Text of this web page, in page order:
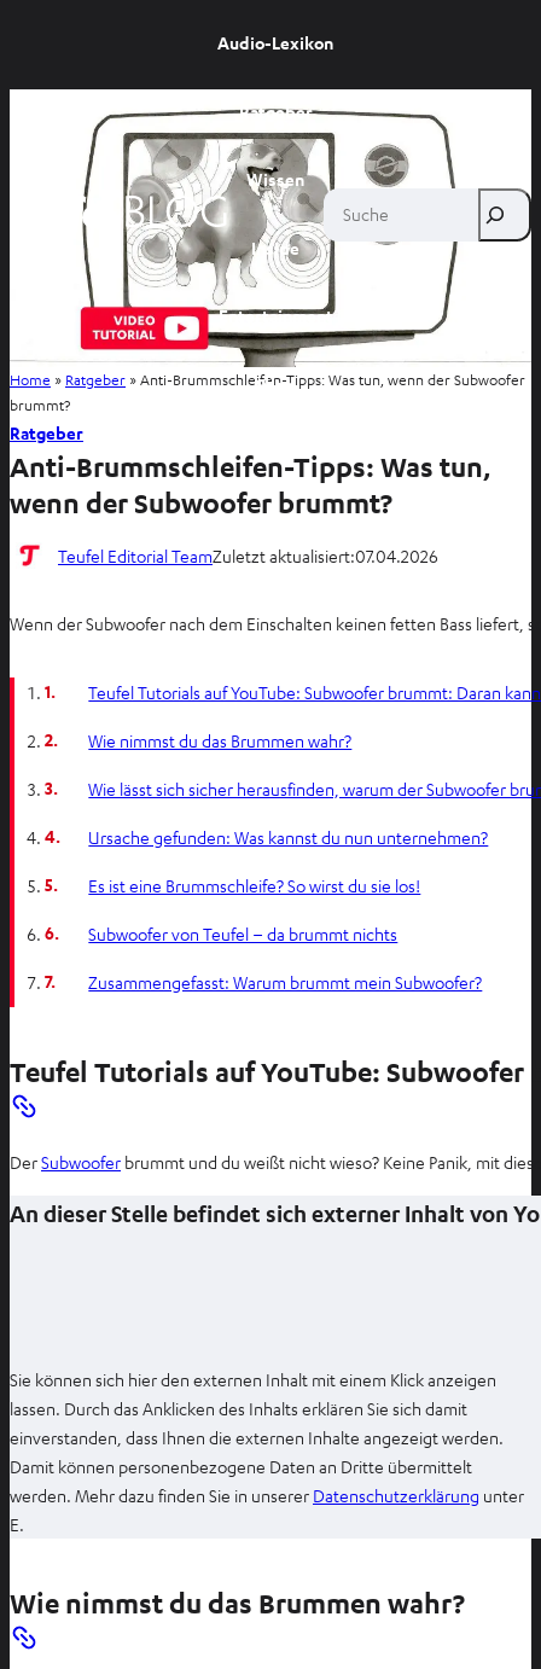
Audio-Lexikon
Ratgeber
Wissen
Inside
Entertainment
Shop
Suche
Home » Ratgeber »Anti-Brummschleifen-Tipps: Was tun, wenn der Subwoofer
brummt?
Ratgeber
Anti-Brummschleifen-Tipps: Was tun,
wenn der Subwoofer brummt?
Teufel Editorial TeamZuletzt aktualisiert:07.04.2026
Wenn der Subwoofer nach dem Einschalten keinen fetten Bass liefert,
1. Teufel Tutorials auf YouTube: Subwoofer brummt: Daran
2. Wie nimmst du das Brummen wahr?
3. Wie lässt sich sicher herausfinden, warum der Subwoofer
4. Ursache gefunden: Was kannst du nun unternehmen?
5. Es ist eine Brummschleife? So wirst du sie los!
6. Subwoofer von Teufel – da brummt nichts
7. Zusammengefasst: Warum brummt mein Subwoofer?
Teufel Tutorials auf YouTube:
DerSubwoofer brummt und du weißt nicht wieso? Keine Panik, mit
An dieser Stelle befindet sich externer Inhalt von
Sie können sich hier den externen Inhalt mit einem Klick anzeigen
lassen. Durch das Anklicken des Inhalts erklären Sie sich damit
einverstanden, dass Ihnen die externen Inhalte angezeigt werden.
Damit können personenbezogene Daten an Dritte übermittelt
werden. Mehr dazu finden Sie in unserer Datenschutzerklärung unter
E.
Wie nimmst du das Brummen wahr?